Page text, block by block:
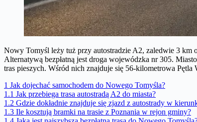
Nowy Tomyśl leży tuż przy autostradzie A2, zaledwie 3 km
Alternatywą bezpłatną jest droga wojewódzka nr 305.
tras pieszych. Wśród nich znajduje się 56-kilometrowa
1 Jak dojechać samochodem do Nowego Tomyśla?
1.1 Jak przebiega trasa autostradą A2 do miasta?
1.2 Gdzie dokładnie znajduje się zjazd z autostrady w
1.3 Ile kosztują bramki na trasie z Poznania w rejon gminy?